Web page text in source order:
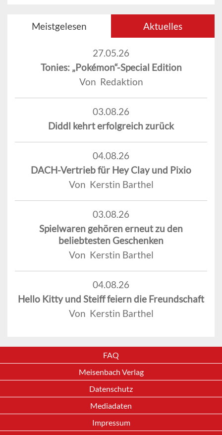
Meistgelesen Aktuelles
27.05.26
Tonies: „Pokémon“-Special Edition
Von Redaktion
03.08.26
Diddl kehrt erfolgreich zurück
04.08.26
DACH-Vertrieb für Hey Clay und Pixio
Von Kerstin Barthel
03.08.26
Spielwaren gehören erneut zu den
beliebtesten Geschenken
Von Kerstin Barthel
04.08.26
Hello Kitty und Steiff feiern die Freundschaft
Von Kerstin Barthel
FAQ
Meisenbach Verlag
Datenschutz
Mediadaten
Impressum